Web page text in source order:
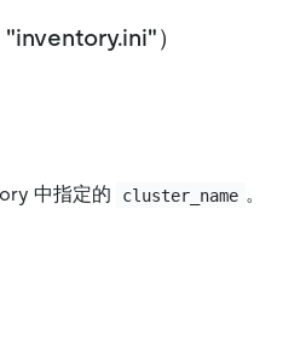
）
中指定的 cluster_name 。